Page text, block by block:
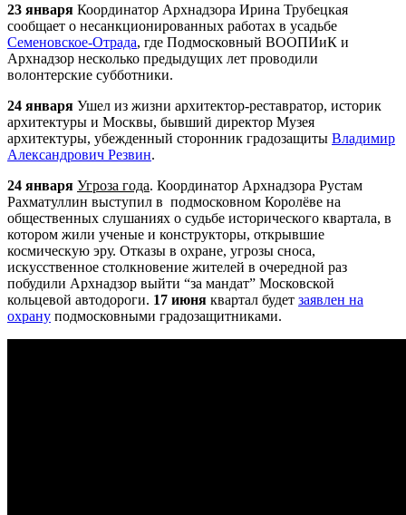
23 января Координатор Архнадзора Ирина Трубецкая
сообщает о несанкционированных работах в усадьбе
Семеновское-Отрада, где Подмосковный ВООПИиК и
Архнадзор несколько предыдущих лет проводили
волонтерские субботники.
24 января Ушел из жизни архитектор-реставратор, историк
архитектуры и Москвы, бывший директор Музея
архитектуры, убежденный сторонник градозащиты Владимир
Александрович Резвин.
24 января Угроза года. Координатор Архнадзора Рустам
Рахматуллин выступил в подмосковном Королёве на
общественных слушаниях о судьбе исторического квартала, в
котором жили ученые и конструкторы, открывшие
космическую эру. Отказы в охране, угрозы сноса,
искусственное столкновение жителей в очередной раз
побудили Архнадзор выйти “за мандат” Московской
кольцевой автодороги. 17 июня квартал будет заявлен на
охрану подмосковными градозащитниками.